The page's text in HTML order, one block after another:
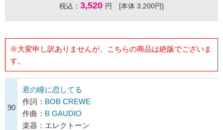
税込： 3,520 円 [本体 3,200円]
※大変申し訳ありませんが、こちらの商品は絶版でございま
す。
90
君の瞳に恋してる
作詞： BOB CREWE
作曲： B GAUDIO
楽器：エレクトーン